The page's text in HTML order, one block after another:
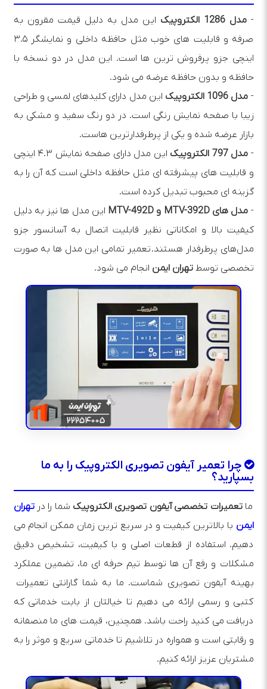
-مدل 1286 الکتروپیک
این مدل به دلیل قیمت مقرون به
صرفه و قابلیت‌ های خوب مثل حافظه داخلی و نمایشگر ۳.۵
اینچی جزو پرفروش‌ ترین‌ ها است. این مدل در دو نسخه با
حافظه و بدون حافظه عرضه می‌ شود.
- مدل 1096 الکتروپیک
این مدل دارای کلیدهای لمسی و طراحی
زیبا با صفحه نمایش رنگی است. در دو رنگ سفید و مشکی به
بازار عرضه شده و یکی از پرطرفدارترین‌ هاست.
- مدل 797 الکتروپیک
این مدل دارای صفحه نمایش ۴.۳ اینچی
و قابلیت‌ های پیشرفته‌ ای مثل حافظه داخلی است که آن را به
گزینه‌ ای محبوب تبدیل کرده است.
- مدل‌ های MTV-392D و MTV-492D
این مدل‌ ها نیز به دلیل
کیفیت بالا و امکاناتی نظیر قابلیت اتصال به آسانسور جزو
مدل‌های پرطرفدار هستند. تعمیر تمامی این مدل ها به صورت
تخصصی توسطتهران ایمن انجام می شود.
چرا تعمیر آیفون تصویری الکتروپیک را به ما
بسپارید؟
ماتعمیرات تخصصی آیفون تصویری الکتروپیک شما را درتهران
ایمن با بالاترین کیفیت و در سریع‌ ترین زمان ممکن انجام می‌
دهیم. استفاده از قطعات اصلی و با کیفیت، تشخیص دقیق
مشکلات و رفع آن‌ ها توسط تیم حرفه‌ ای ما، تضمین عملکرد
بهینه آیفون تصویری شماست. ما به شما گارانتی تعمیرات
کتبی و رسمی ارائه می‌ دهیم تا خیالتان از بابت خدماتی که
دریافت می‌ کنید راحت باشد. همچنین، قیمت‌ های ما منصفانه
و رقابتی است و همواره در تلاشیم تا خدماتی سریع و موثر را به
مشتریان عزیز ارائه کنیم.